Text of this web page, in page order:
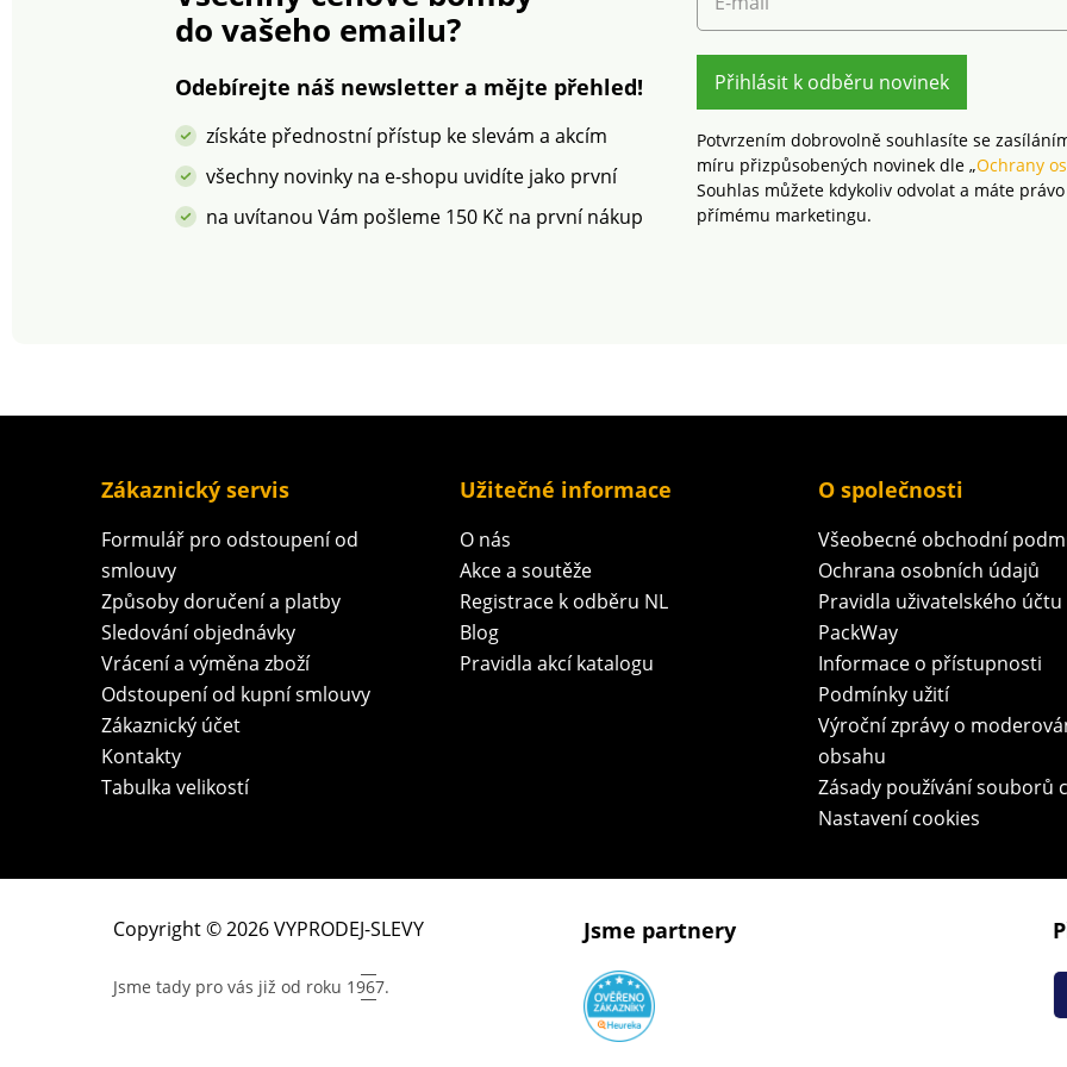
Oeko-Tex (n° CQ 1216 / 3
IFTH). Tato známka
které byly podrobeny
laboratorním testům na
široké spektrum
škodlivých látek a
výrobek je bezpečný nad
rámec platných norem.
Perte na 30 °C.
IFTH). Tato známka
označuje textilní výrobky,
které byly podrobeny
laboratorním testům na
široké spektrum
škodlivých látek a
výrobek je bezpečný nad
rámec platných norem.
Lze prát v pračce.
na 3
testům
látek a
do vašeho emailu?
Odebírejte náš newsletter a mějte přehled!
získáte přednostní přístup ke slevám a akcím
všechny novinky na e-shopu uvidíte jako první
na uvítanou Vám pošleme 150 Kč na první nákup
Přihlásit k odběru novinek
Potvrzením dobrovolně souhlasíte se
míru přizpůsobených novinek dle „Ochrany
Souhlas můžete kdykoliv odvolat a máte
přímému marketingu.
Zákaznický servis
Formulář pro odstoupení od
smlouvy
Způsoby doručení a platby
Sledování objednávky
Vrácení a výměna zboží
Odstoupení od kupní smlouvy
Zákaznický účet
Kontakty
Tabulka velikostí
Užitečné informace
O nás
Akce a soutěže
Registrace k odběru NL
Blog
Pravidla akcí katalogu
O společnosti
Všeobecné obchodní
Ochrana osobních údajů
Pravidla uživatelského účtu
PackWay
Informace o přístupnosti
Podmínky užití
Výroční zprávy o
obsahu
Zásady používání souborů
Nastavení cookies
Copyright © 2026 VYPRODEJ-SLEVY
Jsme tady pro vás již od roku 1967.
Jsme partnery